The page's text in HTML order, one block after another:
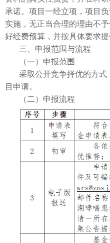
承诺。项目一经立项，项目
实施，无正当合理的理由不
好经费预算，并按具体要求提
三、申报范围与流程
（一） 申报范围
采取公开竞争择优的方
目申请。
（二） 申报流程